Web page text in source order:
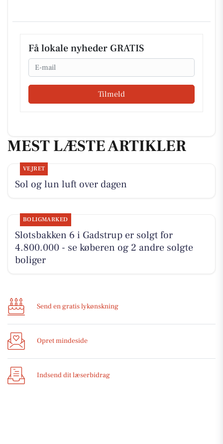
Få lokale nyheder GRATIS
Email
Tilmeld
MEST LÆSTE ARTIKLER
VEJRET
Sol og lun luft over dagen
BOLIGMARKED
Slotsbakken 6 i Gadstrup er solgt for
4.800.000 - se køberen og 2 andre solgte
boliger
Send en gratis lykønskning
Opret mindeside
Indsend dit læserbidrag